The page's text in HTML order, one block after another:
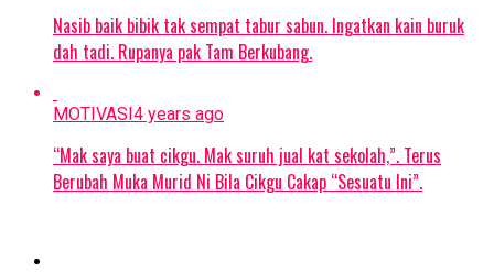
Nasib baik bibik tak sempat tabur sabun. Ingatkan kain buruk
dah tadi. Rupanya pak Tam Berkubang.
MOTIVASI4 years ago
“Mak saya buat cikgu. Mak suruh jual kat sekolah,”. Terus
Berubah Muka Murid Ni Bila Cikgu Cakap “Sesuatu Ini”.